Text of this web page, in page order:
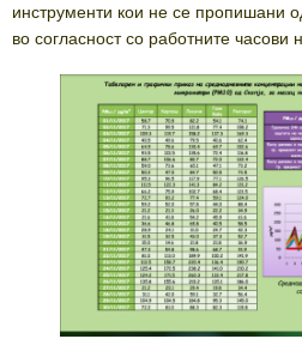
инструменти кои не се пропишани
во согласност со работните часови